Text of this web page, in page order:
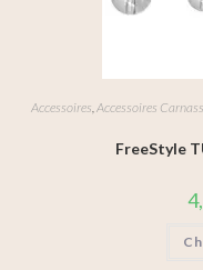
Accessoires Accessoires
FreeStyle